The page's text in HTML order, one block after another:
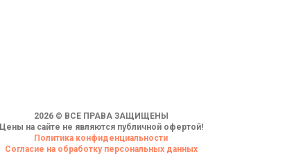
2026 © ВСЕ ПРАВА ЗАЩИЩЕНЫ
Цены на сайте не являются публичной офертой!
Политика конфиденциальности
Согласие на обработку персональных данных